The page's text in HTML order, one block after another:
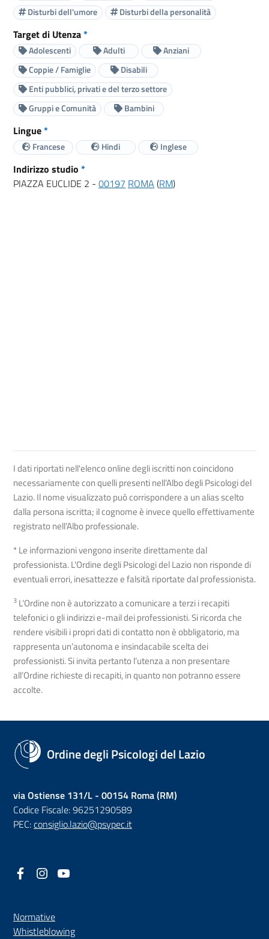
Disturbi dell'umore
Disturbi della personalità
Target di Utenza*
Adolescenti Adulti
Anziani
Coppie / Famiglie
Disabili
Enti pubblici, privati e del terzo settore
Gruppi e Comunità
Bambini
Lingue*
Francese Hindi Inglese
Indirizzo studio *
PIAZZA EUCLIDE 2 - 00197 ROMA (RM)
I dati riportati nell'elenco online degli iscritti non coincidono
necessariamente con quelli presenti nell’Albo degli Psicologi del
Lazio. Il nome visualizzato può corrispondere a un alias scelto
dalla persona iscritta; il cognome è invece quello effettivamente
registrato nell’Albo professionale.
* Le informazioni vengono inserite direttamente dal
professionista. L'Ordine degli Psicologi del Lazio non risponde di
eventuali errori, inesattezze e falsità riportate dal professionista.
3 L’Ordine non è autorizzato a comunicare a terzi i recapiti
telefonici o gli indirizzi e-mail dei professionisti. Si ricorda che
rendere visibili i propri dati di contatto non è obbligatorio, ma
rappresenta un’autonoma e insindacabile scelta dei
professionisti. Si invita pertanto l’utenza a non presentare
all’Ordine richieste di recapiti, in quanto non potranno essere
accolte.
Ordine degli Psicologi del Lazio
via Ostiense 131/L - 00154 Roma (RM)
Codice Fiscale: 96251290589
PEC:consiglio.lazio@psypec.it
Facebook
(nuova scheda - new tab)
Instagram
(nuova scheda - new tab)
Normative
Whistleblowing(nuova scheda - new tab)